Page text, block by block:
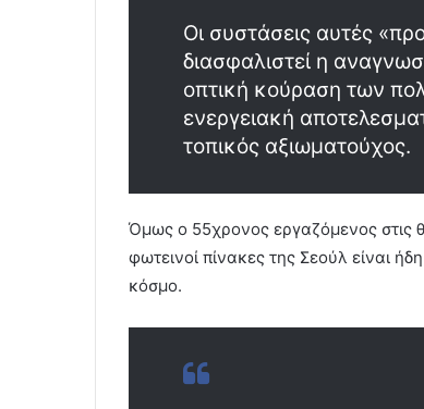
Οι συστάσεις αυτές
διασφαλιστεί η
οπτική κούραση των
ενεργειακή
τοπικός αξιωματούχος.
Όμως ο 55χρονος εργαζόμενος στις
φωτεινοί πίνακες της Σεούλ είναι
κόσμο.